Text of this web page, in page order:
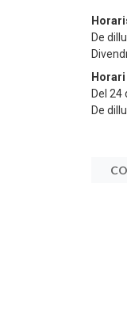
De
Del 24
De